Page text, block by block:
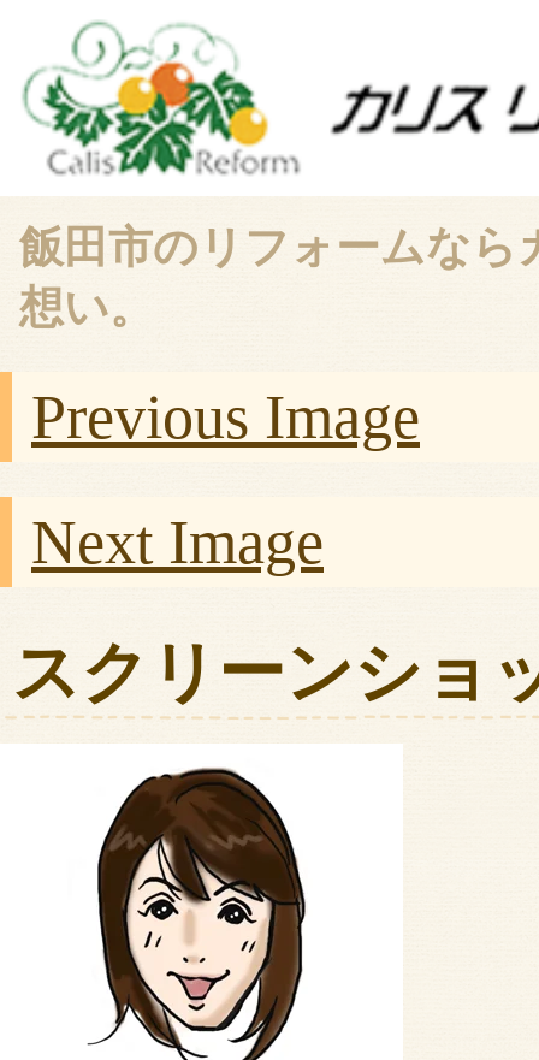
飯田市のリフォームな
想い。
Previous Image
Next Image
スクリーンショ